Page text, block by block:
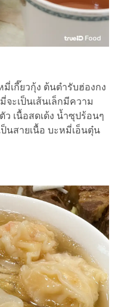
เกี๊ยวกุ้ง ต้นตำรับฮ่องกง
ะเป็นเส้นเล็กมีความ
ว เนื้อสดเด้ง น้ำซุปร้อนๆ
นสายเนื้อ บะหมี่เอ็นตุ๋น